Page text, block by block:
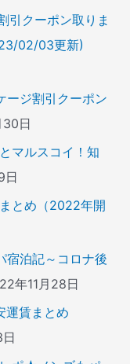
引クーポン取りま
02/03更新)
ージ割引クーポン
日
マルスコイ！知
日
とめ（2022年開
宿泊記～コロナ後
年11月28日
運賃まとめ